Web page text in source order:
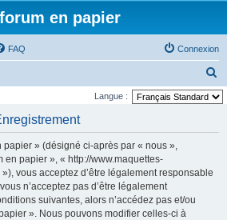
en papier
FAQ Connexion
e
Langue :
papier » (désigné ci-après par « nous »,
en papier », « http://www.maquettes-
vous acceptez d’être légalement responsable
n’acceptez pas d’être légalement
suivantes, alors n’accédez pas et/ou
». Nous pouvons modifier celles-ci à